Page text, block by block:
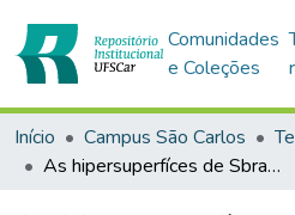
Comunidades
e Coleções
Início Campus São Carlos
As hipersuperfíces de Sbrana-Cartan